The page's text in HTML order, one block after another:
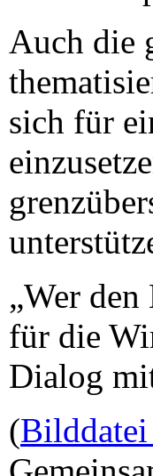
Auch die
sich für
„Wer
für die
Dialog
(Bilddatei